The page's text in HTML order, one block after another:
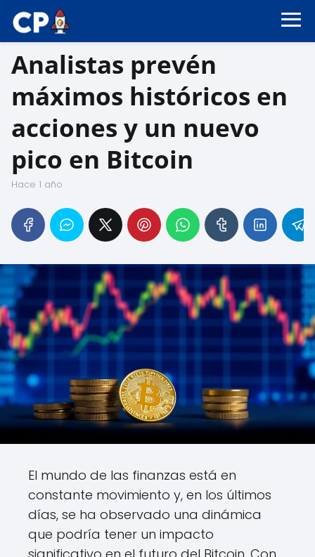
Analistas prevén
máximos históricos en
acciones y un nuevo
pico en Bitcoin
hace 1 año
El mundo de las finanzas está en
constante movimiento y, en los últimos
días, se ha observado una dinámica
que podría tener un impacto